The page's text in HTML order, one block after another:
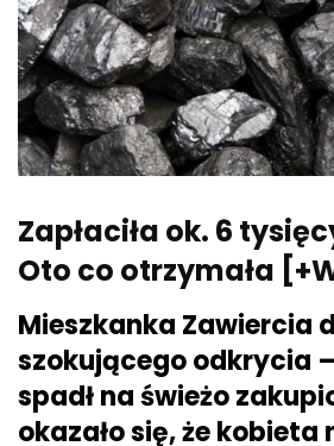
Zapłaciła ok. 6
Oto co otrzymała
Mieszkanka Zawiercia
szokującego odkrycia
spadł na świeżo
okazało się, że kobieta